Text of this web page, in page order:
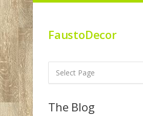
FaustoDecor
The Blog